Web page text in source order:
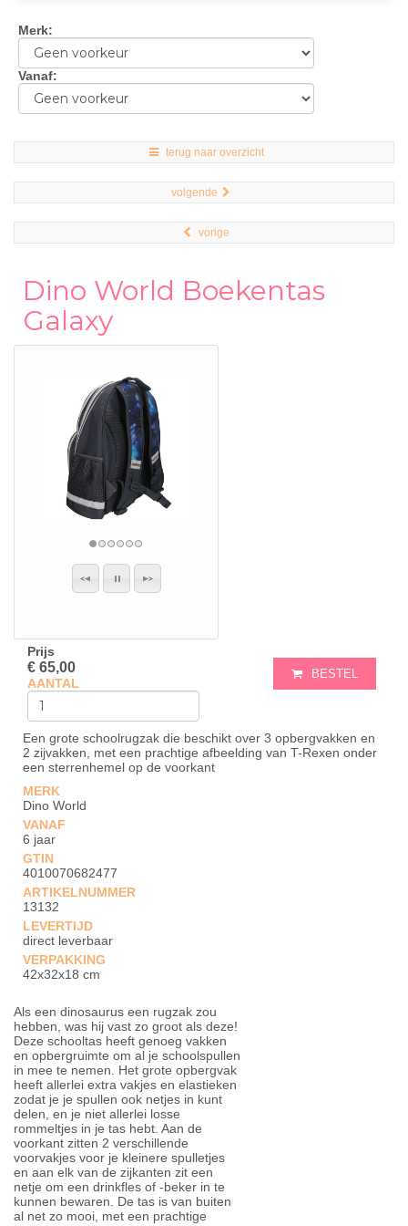
Merk:
Vanaf:
terug naar overzicht
volgende
vorige
Dino World Boekentas
Galaxy
Prijs
€ 65,00
AANTAL
BESTEL
Een grote schoolrugzak die beschikt over 3 opbergvakken en
2 zijvakken, met een prachtige afbeelding van T-Rexen onder
een sterrenhemel op de voorkant
MERK
Dino World
VANAF
6 jaar
GTIN
4010070682477
ARTIKELNUMMER
13132
LEVERTIJD
direct leverbaar
VERPAKKING
42x32x18 cm
Als een dinosaurus een rugzak zou
hebben, was hij vast zo groot als deze!
Deze schooltas heeft genoeg vakken
en opbergruimte om al je schoolspullen
in mee te nemen. Het grote opbergvak
heeft allerlei extra vakjes en elastieken
zodat je je spullen ook netjes in kunt
delen, en je niet allerlei losse
rommeltjes in je tas hebt. Aan de
voorkant zitten 2 verschillende
voorvakjes voor je kleinere spulletjes
en aan elk van de zijkanten zit een
netje om een drinkfles of -beker in te
kunnen bewaren. De tas is van buiten
al net zo mooi, met een prachtige